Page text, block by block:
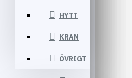
HYTT
KRAN
ÖVRIGT